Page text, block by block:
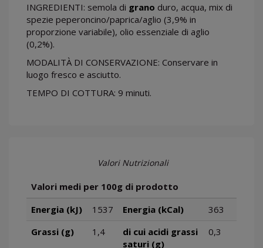
INGREDIENTI: semola di grano duro, acqua, mix di
spezie peperoncino/paprica/aglio (3,9% in
proporzione variabile), olio essenziale di aglio
(0,2%).
MODALITÀ DI CONSERVAZIONE: Conservare in
luogo fresco e asciutto.
TEMPO DI COTTURA: 9 minuti.
Valori Nutrizionali
Valori medi per 100g di prodotto
Energia (kJ)
1537 Energia (kCal)
363
Grassi (g)
1,4
di cui acidi grassi
saturi (g)
0,3